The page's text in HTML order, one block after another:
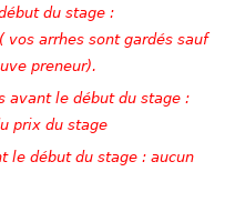
du stage :
vos arrhes sont gardés sauf
preneur).
avant le début du stage :
prix du stage
le début du stage : aucun